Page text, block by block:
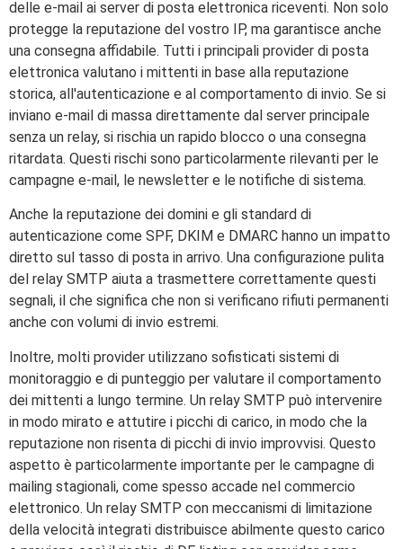
delle e-mail ai server di posta elettronica riceventi. Non solo
protegge la reputazione del vostro IP, ma garantisce anche
una consegna affidabile. Tutti i principali provider di posta
elettronica valutano i mittenti in base alla reputazione
storica, all'autenticazione e al comportamento di invio. Se si
inviano e-mail di massa direttamente dal server principale
senza un relay, si rischia un rapido blocco o una consegna
ritardata. Questi rischi sono particolarmente rilevanti per le
campagne e-mail, le newsletter e le notifiche di sistema.
Anche la reputazione dei domini e gli standard di
autenticazione come SPF, DKIM e DMARC hanno un impatto
diretto sul tasso di posta in arrivo. Una configurazione pulita
del relay SMTP aiuta a trasmettere correttamente questi
segnali, il che significa che non si verificano rifiuti permanenti
anche con volumi di invio estremi.
Inoltre, molti provider utilizzano sofisticati sistemi di
monitoraggio e di punteggio per valutare il comportamento
dei mittenti a lungo termine. Un relay SMTP può intervenire
in modo mirato e attutire i picchi di carico, in modo che la
reputazione non risenta di picchi di invio improvvisi. Questo
aspetto è particolarmente importante per le campagne di
mailing stagionali, come spesso accade nel commercio
elettronico. Un relay SMTP con meccanismi di limitazione
della velocità integrati distribuisce abilmente questo carico